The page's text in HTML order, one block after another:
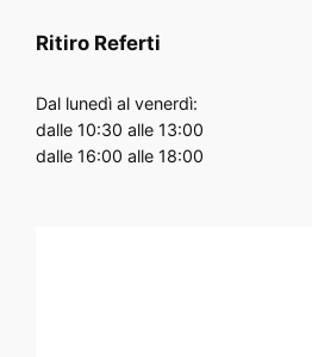
Ritiro Referti
Dal lunedì al venerdì:
dalle 10:30 alle 13:00
dalle 16:00 alle 18:00